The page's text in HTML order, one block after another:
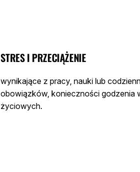
STRES I PRZECIĄŻENIE
wynikające z pracy, nauki lub
obowiązków, konieczności godzenia
życiowych.